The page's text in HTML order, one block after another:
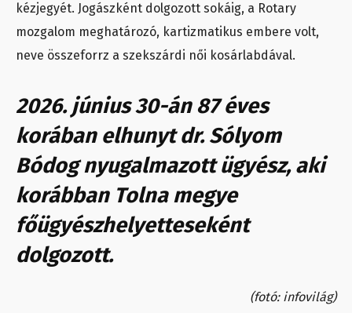
kézjegyét. Jogászként dolgozott sokáig, a Rotary
mozgalom meghatározó, kartizmatikus embere volt,
neve összeforrz a szekszárdi női kosárlabdával.
2026. június 30-án 87 éves
korában elhunyt dr. Sólyom
Bódog nyugalmazott ügyész, aki
korábban Tolna megye
főügyészhelyetteseként
dolgozott.
(fotó: infovilág)